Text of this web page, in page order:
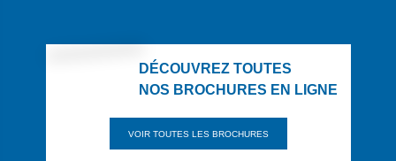
DÉCOUVREZ TOUTES
NOS BROCHURES EN LIGNE
VOIR TOUTES LES BROCHURES